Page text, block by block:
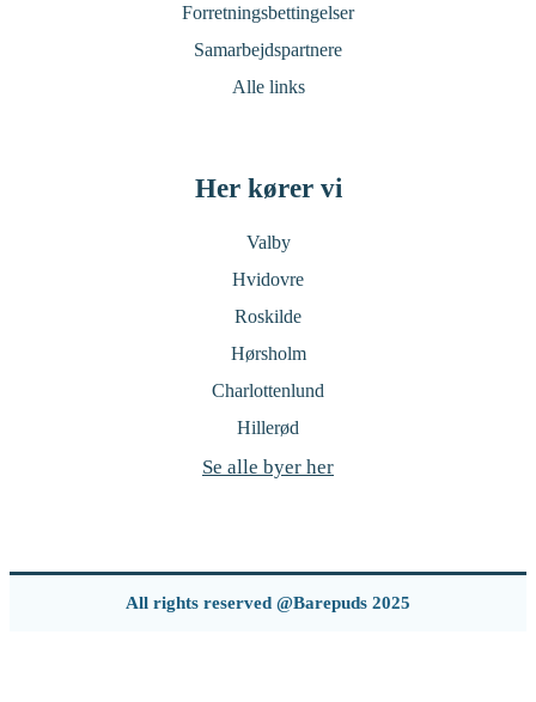
Forretningsbettingelser
Samarbejdspartnere
Alle links
Her kører vi
Valby
Hvidovre
Roskilde
Hørsholm
Charlottenlund
Hillerød
Se alle byer her
All rights reserved @Barepuds 2025